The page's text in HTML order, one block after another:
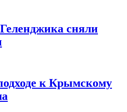
сняли
к Крымскому